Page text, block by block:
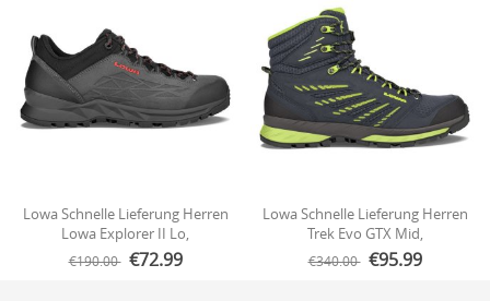
Lowa Schnelle Lieferung Herren
Lowa Explorer II Lo,
Anthrazit/Flame | Schneller
Versand
€190.00 €72.99
Lowa Schnelle Lieferung Herren
Trek Evo GTX Mid,
Marineblau/Limette | Schneller
Versand
€340.00 €95.99